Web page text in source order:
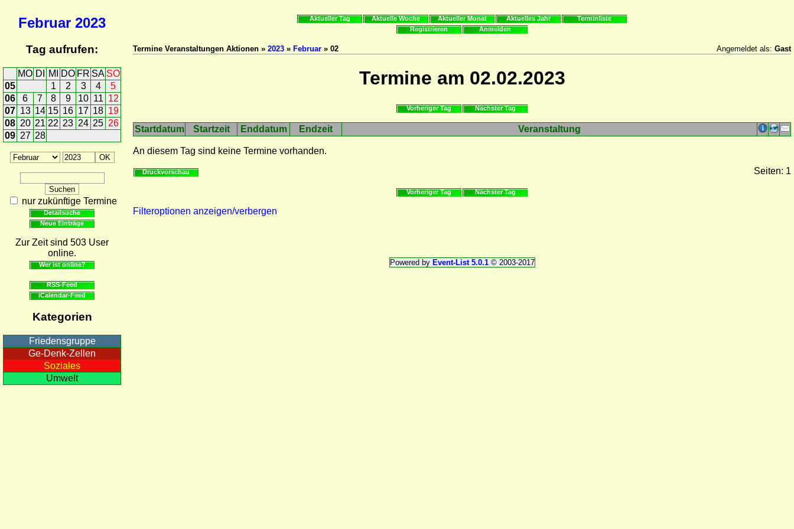
Februar 2023
Tag aufrufen:
MO DI MI DO FR SA SO
05
1 2 3 4
5
06
6 7 8 9 10 11 12
07 13 14 15 16 17 18 19
08 20 21 22 23 24 25 26
09 27 28
nur zukünftige Termine
Detailsuche
Neue Einträge
Zur Zeit sind 503 User
online.
Wer ist online?
RSS-Feed
iCalendar-Feed
Kategorien
Friedensgruppe
Ge-Denk-Zellen
Soziales
Umwelt
Aktueller Tag Aktuelle Woche Aktueller Monat Aktuelles Jahr
Terminliste
Registrieren
Anmelden
Termine Veranstaltungen Aktionen » 2023 » Februar » 02 Angemeldet als: Gast
Termine am 02.02.2023
Vorheriger Tag Nächster Tag
Startdatum Startzeit Enddatum Endzeit Veranstaltung
An diesem Tag sind keine Termine vorhanden.
Druckvorschau Seiten: 1
Vorheriger Tag Nächster Tag
Filteroptionen anzeigen/verbergen
Powered by Event-List 5.0.1© 2003-2017